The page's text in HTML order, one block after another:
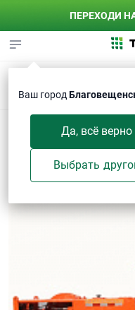
ПЕРЕХОДИ
Ваш город
Да, всё верно
Выбрать
0.75